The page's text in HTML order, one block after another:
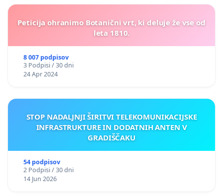
Peticija ohranimo Botanični vrt, ki deluje že vse od
leta 1810.
8 007 podpisov
3 Podpisi / 30 dni
24 Apr 2024
STOP NADALJNJI ŠIRITVI TELEKOMUNIKACIJSKE
INFRASTRUKTURE IN DODATNIH ANTEN V
GRADIŠČAKU
54 podpisov
2 Podpisi / 30 dni
14 Jun 2026